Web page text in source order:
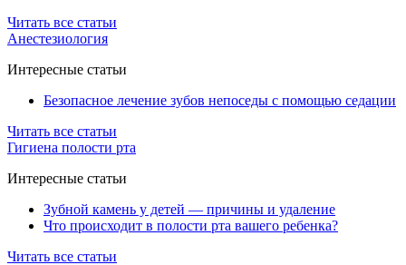
Читать все статьи
Анестезиология
Интересные статьи
Безопасное лечение зубов непоседы с помощью седации
Читать все статьи
Гигиена полости рта
Интересные статьи
Зубной камень у детей — причины и удаление
Что происходит в полости рта вашего ребенка?
Читать все статьи